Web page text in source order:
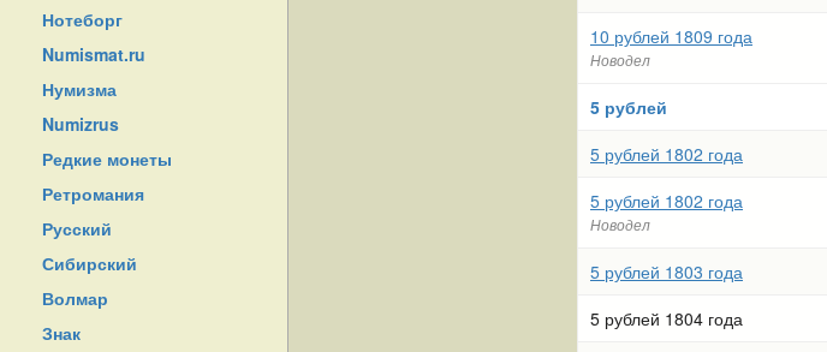
Нотеборг
Numismat.ru
Нумизма
Numizrus
Редкие монеты
Ретромания
Русский
Сибирский
Волмар
Знак
10 рублей 1809 года
Новодел
5 рублей
5 рублей 1802 года
5 рублей 1802 года
Новодел
5 рублей 1803 года
5 рублей 1804 года